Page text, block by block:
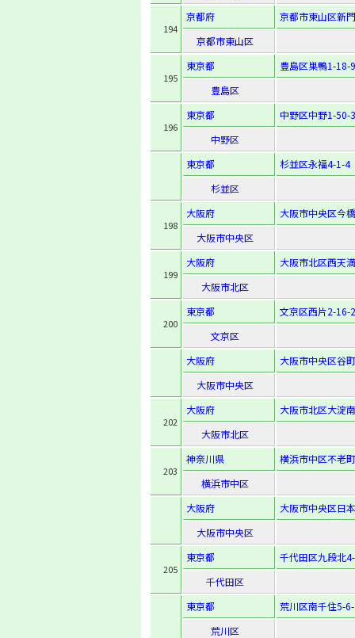
194
京都府
京都市東山区新
京都市東山区
195
東京都
豊島区巣鴨1-18-9
豊島区
196
東京都
中野区中野1-50-3
中野区
東京都
杉並区永福4-1-4
杉並区
198
大阪府
大阪市中央区今
大阪市中央区
199
大阪府
大阪市北区西天
大阪市北区
200
東京都
文京区西片2-16-
文京区
大阪府
大阪市中央区谷
大阪市中央区
202
大阪府
大阪市北区大淀
大阪市北区
203
神奈川県
横浜市中区不老
横浜市中区
大阪府
大阪市中央区日
大阪市中央区
205
東京都
千代田区九段北
千代田区
東京都
荒川区南千住5-
荒川区